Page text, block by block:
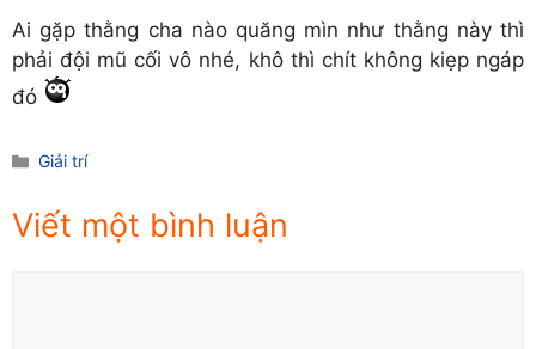
Ai gặp thằng cha nào quăng mìn như thằng này thì
phải đội mũ cối vô nhé, khô thì chít không kiẹp ngáp
đó
Danh
Giải trí
Viết một bình luận